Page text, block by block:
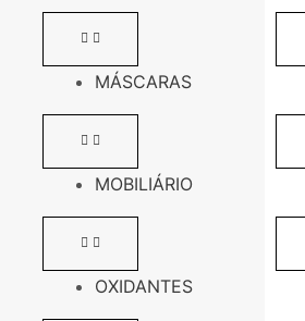
MÁSCARAS
MOBILIÁRIO
OXIDANTES